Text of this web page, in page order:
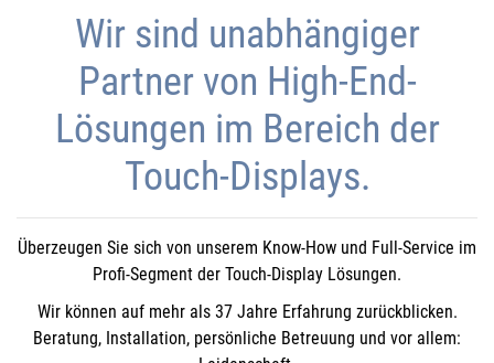
Wir sind unabhängiger
Partner von High-End-
Lösungen im Bereich der
Touch-Displays.
Überzeugen Sie sich von unserem Know-How und Full-Service im
Profi-Segment der Touch-Display Lösungen.
Wir können auf mehr als 37 Jahre Erfahrung zurückblicken.
Beratung, Installation, persönliche Betreuung und vor allem: